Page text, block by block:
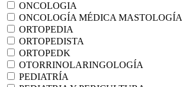
ONCOLOGIA
ONCOLOGÍA MÉDICA MASTOLOGÍA
ORTOPEDIA
ORTOPEDISTA
ORTOPEDK
OTORRINOLARINGOLOGÍA
PEDIATRÍA